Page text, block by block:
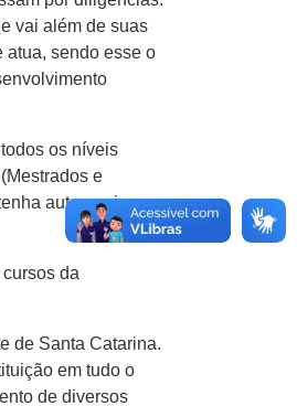
vai além de suas
atua, sendo esse o
os níveis
(Mestrados e
autonomia
da
de Santa Catarina.
em tudo o
de diversos